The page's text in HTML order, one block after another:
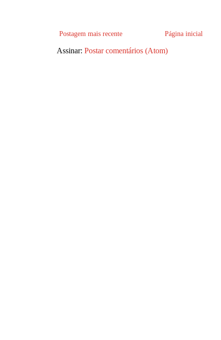
Postagem mais recente Página inicial
Assinar: Postar comentários (Atom)